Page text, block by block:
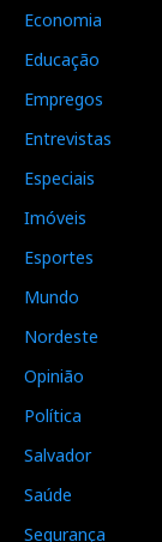
Economia
Educação
Empregos
Entrevistas
Especiais
Imóveis
Esportes
Mundo
Nordeste
Opinião
Política
Salvador
Saúde
Segurança